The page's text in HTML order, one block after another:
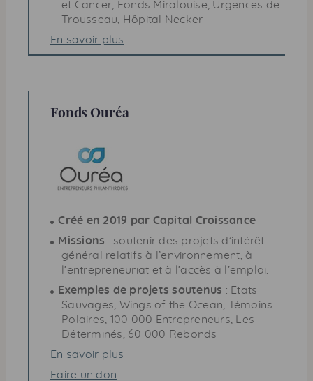
et Cancer, Fonds Miralouise, Urgences de
Trousseau, Hôpital Necker
En savoir plus
Fonds Ouréa
Créé en 2019 par Capital Croissance
Missions : soutenir des projets d’intérêt
général relatifs à l’environnement, à
l’entrepreneuriat et à l’accès à l’emploi.
Exemples de projets soutenus : Etats
Sauvages, Wings of the Ocean , Témoins
Polaires, 100 000 Entrepreneurs, Les
Déterminés, 60 000 Rebonds
En savoir plus
Faire un don